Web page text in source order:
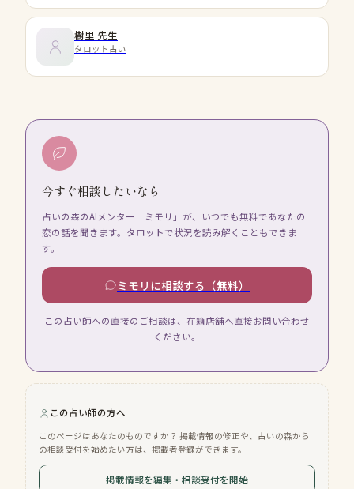
樹里 先生
タロット占い
今すぐ相談したいなら
占いの森のAIメンター「ミモリ」が、いつでも無料であなたの
恋の話を聞きます。タロットで状況を読み解くこともできま
す。
ミモリに相談する（無料）
この占い師への直接のご相談は、在籍店舗へ直接お問い合わせ
ください。
この占い師の方へ
このページはあなたのものですか？ 掲載情報の修正や、占いの森から
の相談受付を始めたい方は、掲載者登録ができます。
掲載情報を編集・相談受付を開始